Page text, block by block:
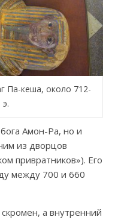
Па-кеша, около 712-
Амон-Ра, но и
из дворцов
привратников»). Его
между 700 и 660
а внутренний